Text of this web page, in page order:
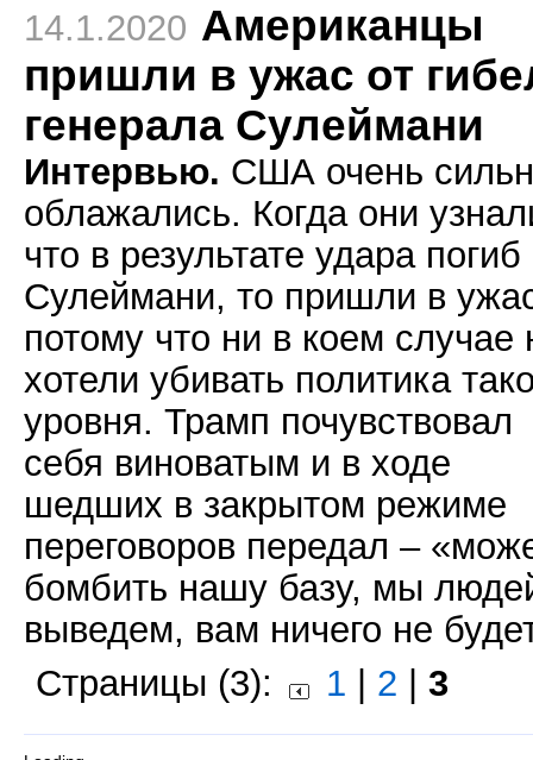
14.1.2020 Американцы
пришли в ужас от
генерала Сулеймани
Интервью. США очень
облажались. Когда они
что в результате удара погиб
Сулеймани, то пришли в
потому что ни в коем случае
хотели убивать политика
уровня. Трамп почувствовал
себя виноватым и в ходе
шедших в закрытом режиме
переговоров передал –
бомбить нашу базу, мы
выведем, вам ничего не
Страницы (3):
1 2 3